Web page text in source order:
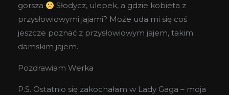
gorsza
Słodycz, ulepek, a gdzie kobieta z
przysłowiowymi jajami? Może uda mi się coś
jeszcze poznać z przysłowiowym jajem, takim
damskim jajem.
Pozdrawiam Werka
P.S. Ostatnio się zakochałam w Lady Gaga – moja